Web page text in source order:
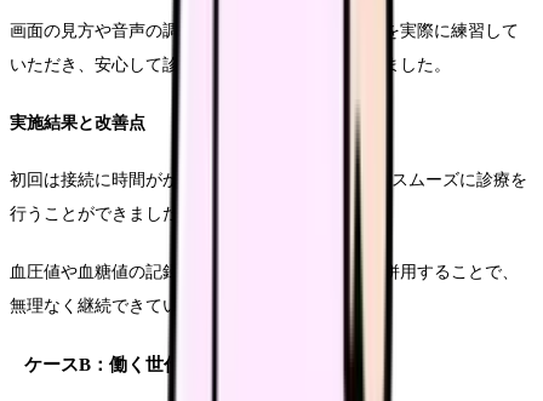
画面の見方や音声の調整方法など、基本的な操作を実際に練習して
いただき、安心して診療に臨めるよう準備を整えました。
実施結果と改善点
初回は接続に時間がかかりましたが、2回目以降はスムーズに診療を
行うことができました。
血圧値や血糖値の記録方法も、紙ベースの記録と併用することで、
無理なく継続できています。
ケースB：働く世代への対応